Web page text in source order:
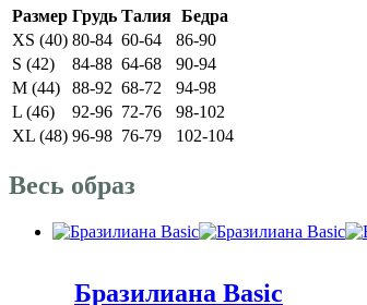
Размер Грудь Талия Бедра
XS (40) 80-84 60-64
86-90
S (42)
84-88 64-68
90-94
M (44)
88-92 68-72
94-98
L (46)
92-96 72-76
98-102
XL (48) 96-98 76-79 102-104
Весь образ
Бразилиана Basic